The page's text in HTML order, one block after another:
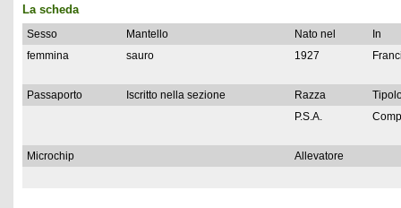
La scheda
Sesso Mantello Nato nel
In
femmina
sauro 1927
Passaporto Iscritto nella sezione Razza
P.S.A.
Microchip Allevatore